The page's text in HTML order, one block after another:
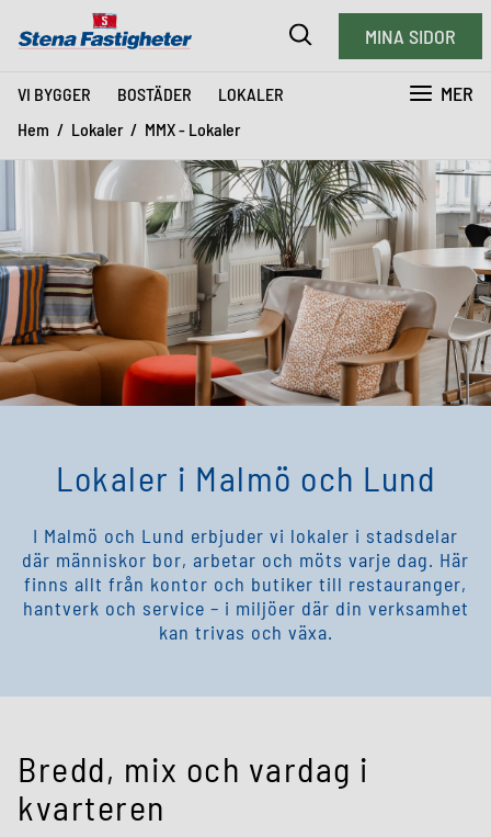
VI BYGGER BOSTÄDER LOKALER MER
MINA SIDOR
Hem Lokaler MMX - Lokaler
Lokaler i Malmö och Lund
I Malmö och Lund erbjuder vi lokaler i stadsdelar
där människor bor, arbetar och möts varje dag. Här
finns allt från kontor och butiker till restauranger,
hantverk och service – i miljöer där din verksamhet
kan trivas och växa.
Bredd, mix och vardag i
kvarteren